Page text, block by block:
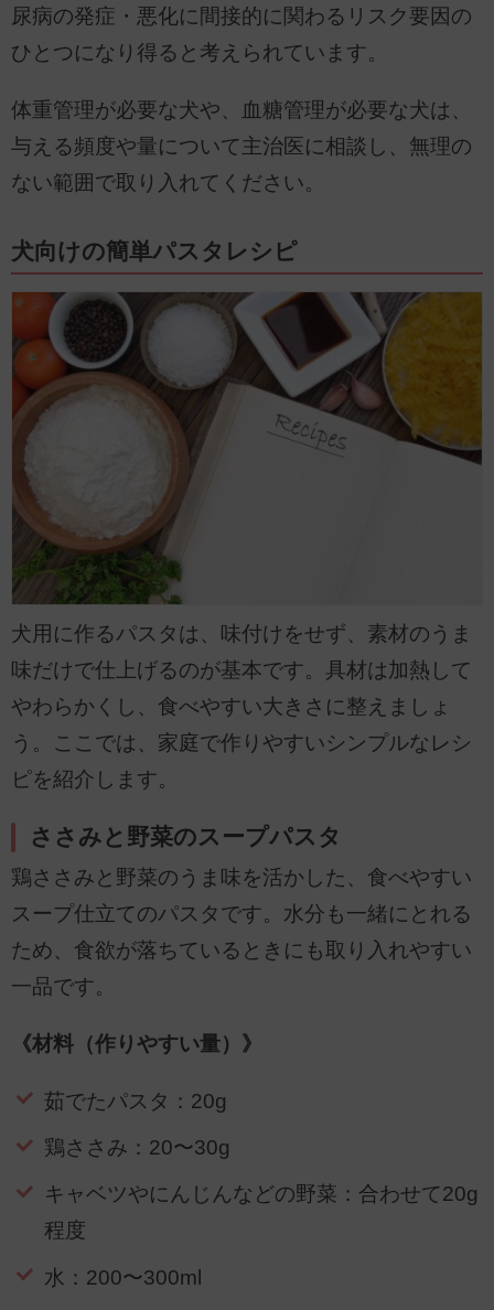
尿病の発症・悪化に間接的に関わるリスク要因の
ひとつになり得ると考えられています。
体重管理が必要な犬や、血糖管理が必要な犬は、
与える頻度や量について主治医に相談し、無理の
ない範囲で取り入れてください。
犬向けの簡単パスタレシピ
犬用に作るパスタは、味付けをせず、素材のうま
味だけで仕上げるのが基本です。具材は加熱して
やわらかくし、食べやすい大きさに整えましょ
う。ここでは、家庭で作りやすいシンプルなレシ
ピを紹介します。
ささみと野菜のスープパスタ
鶏ささみと野菜のうま味を活かした、食べやすい
スープ仕立てのパスタです。水分も一緒にとれる
ため、食欲が落ちているときにも取り入れやすい
一品です。
《材料（作りやすい量）》
茹でたパスタ：20g
鶏ささみ：20〜30g
キャベツやにんじんなどの野菜：合わせて20g
程度
水：200〜300ml